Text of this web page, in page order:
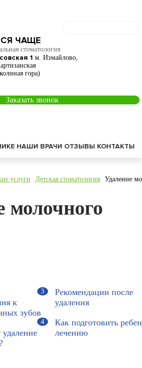
ЧАЩЕ
стоматология
1 м. Измайлово,
гора)
Заказать звонок
НАШИ ВРАЧИ ОТЗЫВЫ КОНТАКТЫ
услуги
Детская стоматология Удаление
молочного
к
зубов
Рекомендации после
удаления
Как подготовить
лечению